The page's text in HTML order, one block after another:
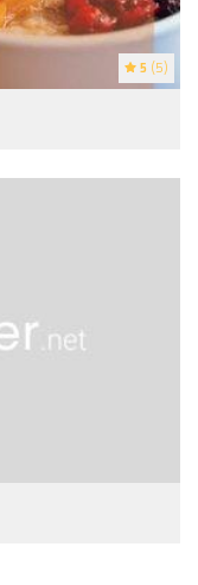
5 (5)